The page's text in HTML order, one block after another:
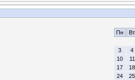
Пн
Вт
3
4
10
11
17
18
24
25